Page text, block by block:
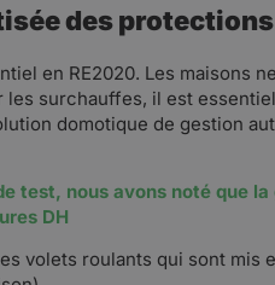
des
en RE2020. Les maisons
les surchauffes, il est
domotique de gestion
test, nous avons noté que
DH
volets roulants qui sont